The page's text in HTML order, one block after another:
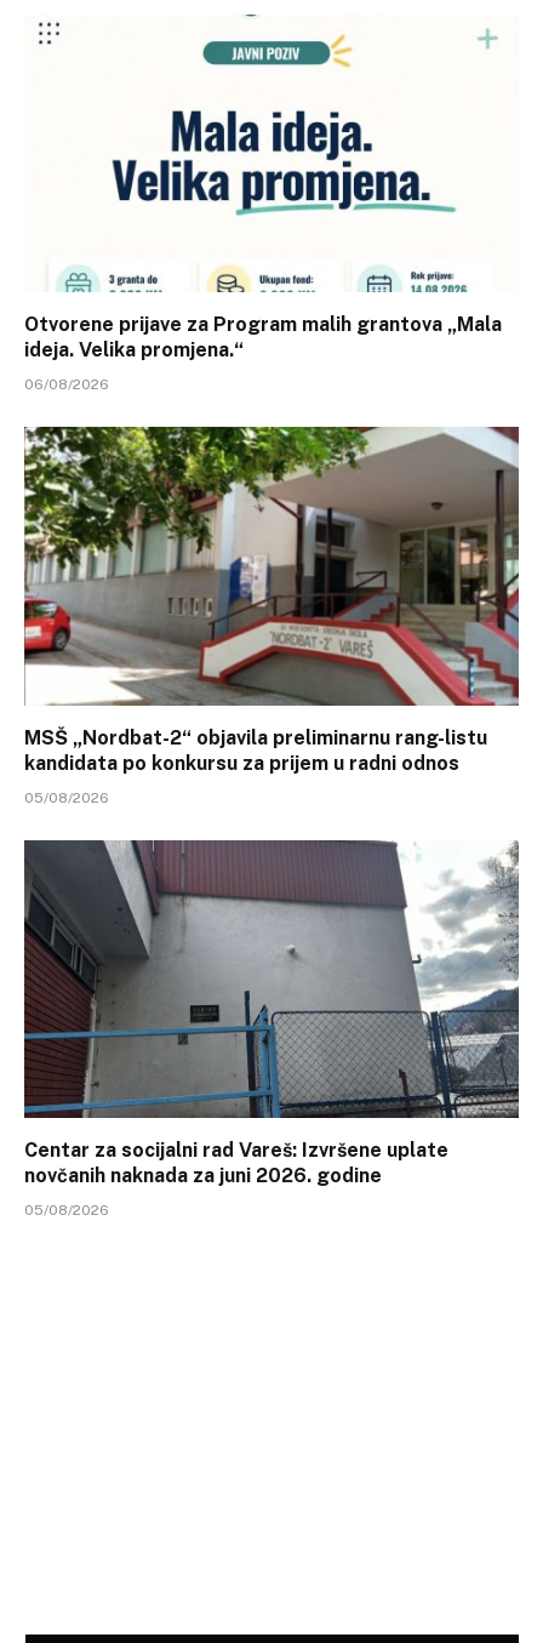
Otvorene prijave za Program malih grantova „Mala
ideja. Velika promjena.“
06/08/2026
MSŠ „Nordbat-2“ objavila preliminarnu rang-listu
kandidata po konkursu za prijem u radni odnos
05/08/2026
Centar za socijalni rad Vareš: Izvršene uplate
novčanih naknada za juni 2026. godine
05/08/2026